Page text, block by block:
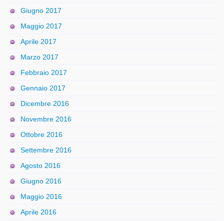
Giugno 2017
Maggio 2017
Aprile 2017
Marzo 2017
Febbraio 2017
Gennaio 2017
Dicembre 2016
Novembre 2016
Ottobre 2016
Settembre 2016
Agosto 2016
Giugno 2016
Maggio 2016
Aprile 2016